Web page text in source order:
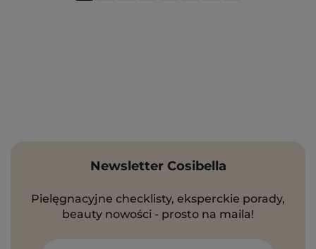
Newsletter Cosibella
Pielęgnacyjne checklisty, eksperckie porady,
beauty nowości - prosto na maila!